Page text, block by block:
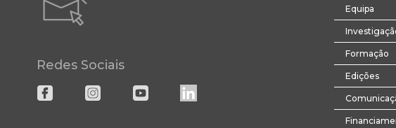
Redes Sociais
Equipa
Formação
Edições